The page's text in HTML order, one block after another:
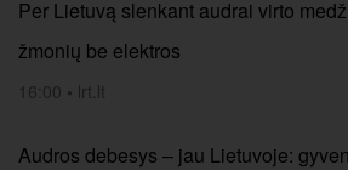
Per Lietuvą slenkant audrai virto
žmonių be elektros
16:00 • lrt.lt
Audros debesys – jau Lietuvoje: